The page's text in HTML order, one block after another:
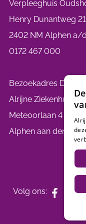
Verpleeghuis
Henry Dunantweg 21
2402 NM Alphen a/
0172 467 000
Bezoekadres De
Alrijne Ziekenhuis
Meteoorlaan 4 2402
Alphen aan den Rijn
Volg ons: